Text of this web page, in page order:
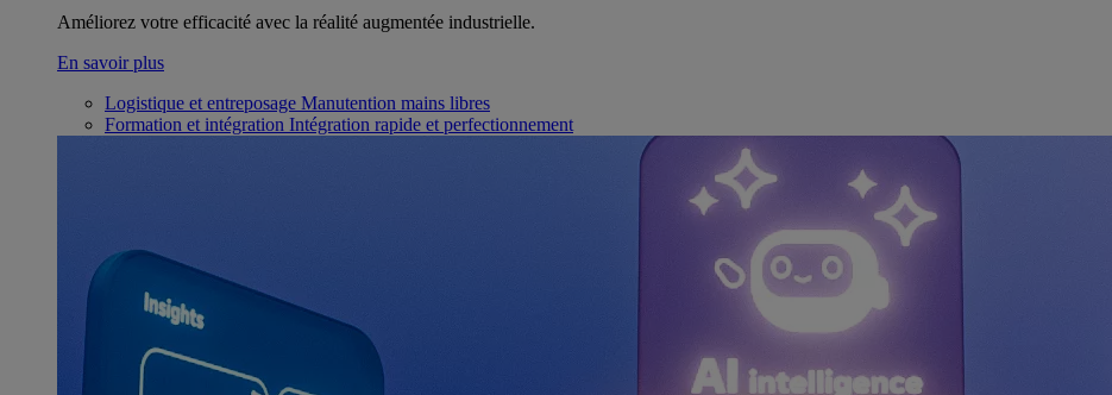
Améliorez votre efficacité avec la réalité augmentée industrielle.
En savoir plus
Logistique et entreposage Manutention mains libres
Formation et intégration Intégration rapide et perfectionnement